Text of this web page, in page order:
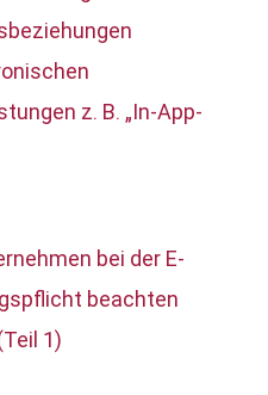
z. B. „In-App-
bei der E-
beachten
1)